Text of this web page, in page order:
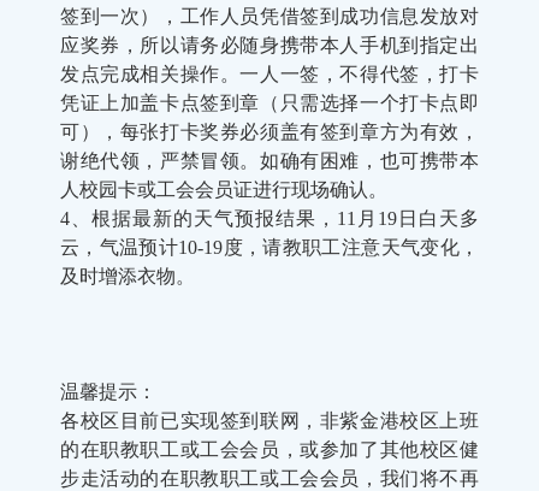
签到一次），工作人员凭借签到成功信息发放对
应奖券，所以请务必随身携带本人手机到指定出
发点完成相关操作。一人一签，不得代签，打卡
凭证上加盖卡点签到章（只需选择一个打卡点即
可），每张打卡奖券必须盖有签到章方为有效，
谢绝代领，严禁冒领。如确有困难，也可携带本
人校园卡或工会会员证进行现场确认。
4、根据最新的天气预报结果，11月19日白天多
云，气温预计10-19度，请教职工注意天气变化，
及时增添衣物。
温馨提示：
各校区目前已实现签到联网，非紫金港校区上班
的在职教职工或工会会员，或参加了其他校区健
步走活动的在职教职工或工会会员，我们将不再